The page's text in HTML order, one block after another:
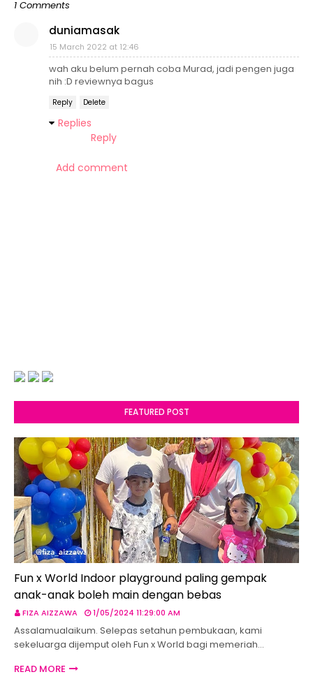
1 Comments
duniamasak
15 March 2022 at 12:46
wah aku belum pernah coba Murad, jadi pengen juga
nih :D reviewnya bagus
Reply Delete
Replies
Reply
Add comment
FEATURED POST
Fun x World Indoor playground paling gempak
anak-anak boleh main dengan bebas
FIZA AIZZAWA 1/05/2024 11:29:00 AM
Assalamualaikum. Selepas setahun pembukaan, kami
sekeluarga dijemput oleh Fun x World bagi memeriah…
READ MORE